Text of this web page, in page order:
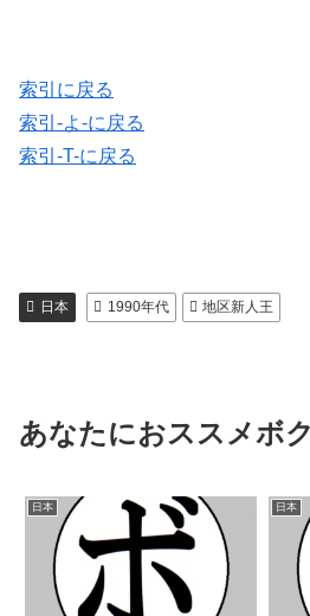
索引に戻る
索引-よ-に戻る
索引-T-に戻る
日本 1990年代 地区新人王
あなたにおススメボ
日本 日本